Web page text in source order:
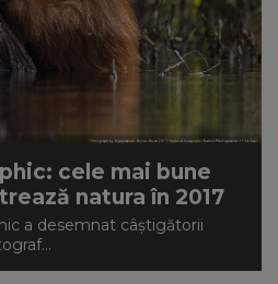
cele mai bune
natura în 2017
a desemnat câștigătorii